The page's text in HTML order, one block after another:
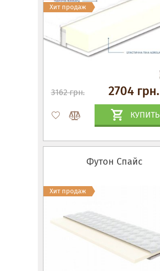
3162 грн. 2704 грн.
КУПИТЬ
Хит продаж
Футон Спайс
Хит продаж